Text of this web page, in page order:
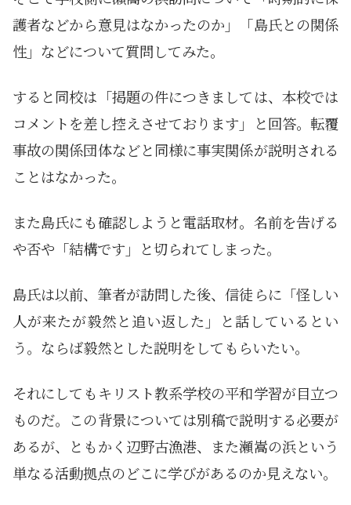
護者などから意見はなかったのか」「島氏との関係
性」などについて質問してみた。
すると同校は「掲題の件につきましては、本校では
コメントを差し控えさせております」と回答。転覆
事故の関係団体などと同様に事実関係が説明される
ことはなかった。
また島氏にも確認しようと電話取材。名前を告げる
や否や「結構です」と切られてしまった。
島氏は以前、筆者が訪問した後、信徒らに「怪しい
人が来たが毅然と追い返した」と話しているとい
う。ならば毅然とした説明をしてもらいたい。
それにしてもキリスト教系学校の平和学習が目立つ
ものだ。この背景については別稿で説明する必要が
あるが、ともかく辺野古漁港、また瀬嵩の浜という
単なる活動拠点のどこに学びがあるのか見えない。